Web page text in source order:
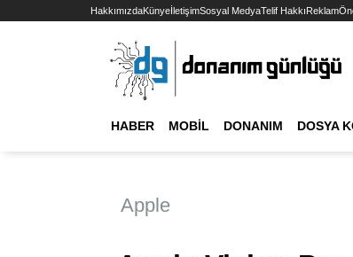
HakkımızdaKünyeİletişimSosyal MedyaTelif HakkıReklam
HABER MOBIL DONANIM DOSYA
Apple